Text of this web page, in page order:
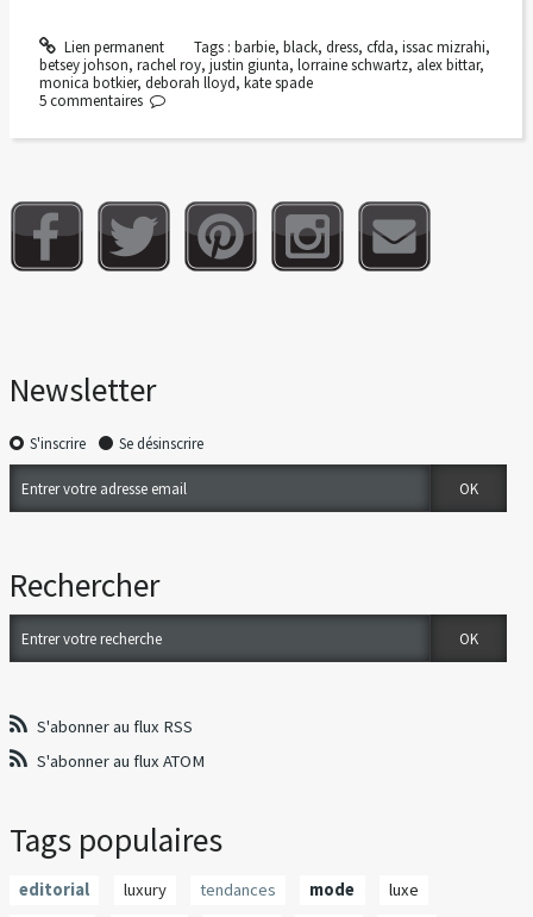
Lien permanent Tags : barbie, black, dress, cfda, issac mizrahi,
betsey johson, rachel roy, justin giunta, lorraine schwartz, alex bittar,
monica botkier, deborah lloyd, kate spade
5 commentaires
Newsletter
S'inscrire Se désinscrire
Rechercher
S'abonner au flux RSS
S'abonner au flux ATOM
Tags populaires
editorial luxury tendances mode
luxe